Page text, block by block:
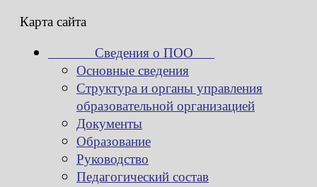
Карта сайта
Сведения о ПОО
Основные сведения
Структура и органы управления
образовательной организацией
Документы
Образование
Руководство
Педагогический состав